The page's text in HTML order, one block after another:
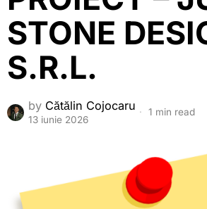
STONE
S.R.L.
by Cătălin Cojocaru
13 iunie 2026
1 min read